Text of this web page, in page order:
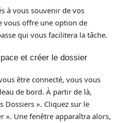
à vous souvenir de vos
vous offre une option de
qui vous facilitera la tâche.
et créer le dossier
être connecté, vous vous
de bord. À partir de là,
Dossiers ». Cliquez sur le
». Une fenêtre apparaîtra alors,